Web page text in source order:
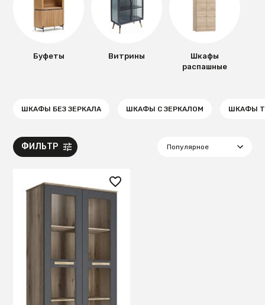
Буфеты Витрины
Шкафы
распашные
ШКАФЫ БЕЗ ЗЕРКАЛА ШКАФЫ С ЗЕРКАЛОМ ШКАФЫ
ФИЛЬТР